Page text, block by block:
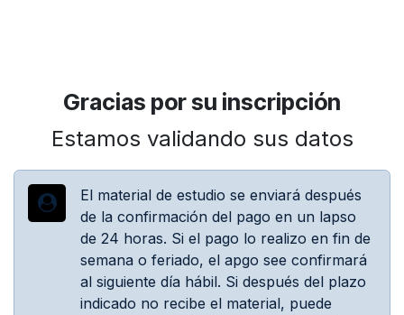
Gracias por su inscripción
Estamos validando sus datos
El material de estudio se enviará después
de la confirmación del pago en un lapso
de 24 horas. Si el pago lo realizo en fin de
semana o feriado, el apgo see confirmará
al siguiente día hábil. Si después del plazo
indicado no recibe el material, puede